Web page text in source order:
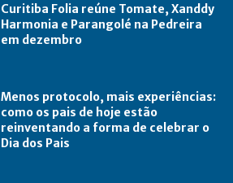
Curitiba Folia reúne Tomate, Xanddy
Harmonia e Parangolé na Pedreira
em dezembro
Menos protocolo, mais experiências:
como os pais de hoje estão
reinventando a forma de celebrar o
Dia dos Pais